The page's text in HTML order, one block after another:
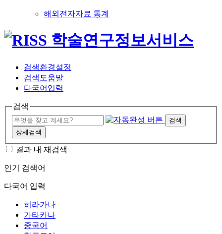
해외전자자료 통계
검색환경설정
검색도움말
다국어입력
검색
검색
상세검색
결과 내 재검색
인기 검색어
다국어 입력
히라가나
가타카나
중국어